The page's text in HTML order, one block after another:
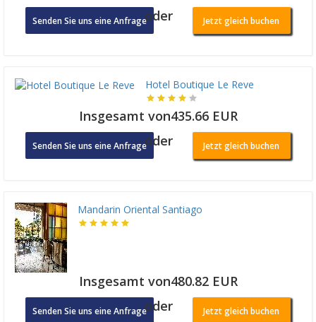
Senden Sie uns eine Anfrageoder Jetzt gleich buchen
Hotel Boutique Le Reve
Insgesamt von435.66 EUR
Senden Sie uns eine Anfrageoder Jetzt gleich buchen
Mandarin Oriental Santiago
Insgesamt von480.82 EUR
Senden Sie uns eine Anfrageoder Jetzt gleich buchen